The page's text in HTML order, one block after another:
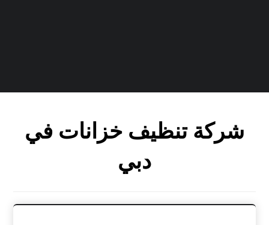
شركة تنظيف خزانات في
دبي